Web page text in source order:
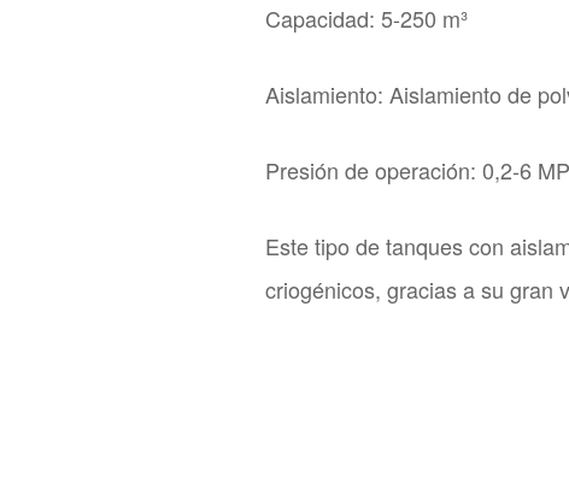
Capacidad: 5-250 m³
Aislamiento: Aislamiento de
Presión de operación: 0,2-6
Este tipo de tanques con
criogénicos, gracias a su gran